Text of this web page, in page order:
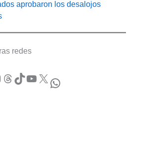
aprobaron los desalojos
redes
Threads TikTok YouTube X WhatsApp